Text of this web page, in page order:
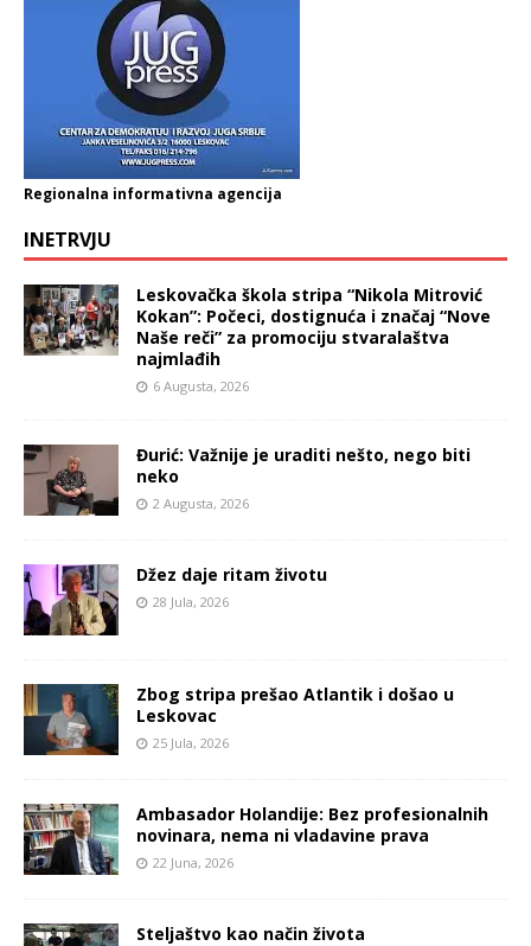
Regionalna informativna agencija
INETRVJU
Leskovačka škola stripa “Nikola Mitrović
Kokan”: Počeci, dostignuća i značaj “Nove
Naše reči” za promociju stvaralaštva
najmlađih
6 Augusta, 2026
Đurić: Važnije je uraditi nešto, nego biti
neko
2 Augusta, 2026
Džez daje ritam životu
28 Jula, 2026
Zbog stripa prešao Atlantik i došao u
Leskovac
25 Jula, 2026
Ambasador Holandije: Bez profesionalnih
novinara, nema ni vladavine prava
22 Juna, 2026
Steljaštvo kao način života